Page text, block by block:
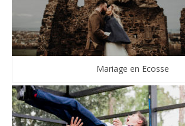
Mariage en Ecosse